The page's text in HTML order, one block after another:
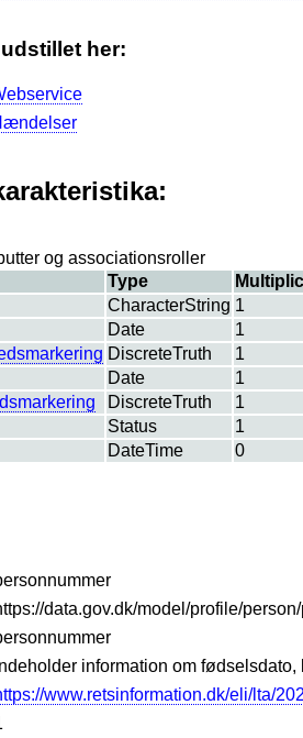
her:
og associationsroller
Type
CharacterString 1
Date
1
DiscreteTruth
1
Date
1
DiscreteTruth
1
Status
1
DateTime 0
data.gov.dk/model/profile/
information om
www.retsinformation.dk/eli/lta/